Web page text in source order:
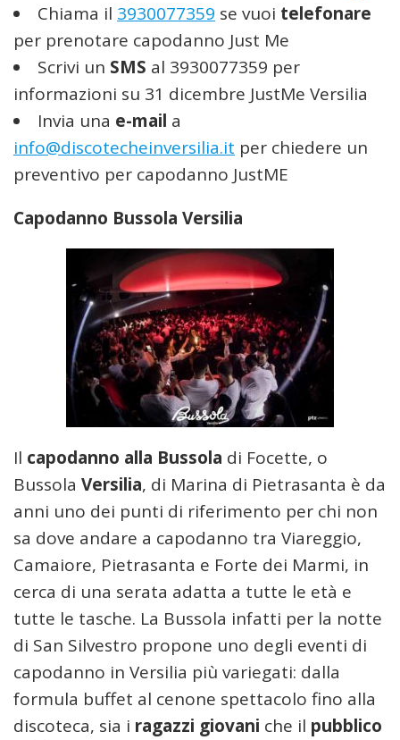
Chiama il 3930077359 se vuoi telefonare
per prenotare capodanno Just Me
Scrivi un SMS al 3930077359 per
informazioni su 31 dicembre JustMe Versilia
Invia una e-mail a
info@discotecheinversilia.it per chiedere un
preventivo per capodanno JustME
Capodanno Bussola Versilia
Il capodanno alla Bussola di Focette, o
Bussola Versilia, di Marina di Pietrasanta è da
anni uno dei punti di riferimento per chi non
sa dove andare a capodanno tra Viareggio,
Camaiore, Pietrasanta e Forte dei Marmi, in
cerca di una serata adatta a tutte le età e
tutte le tasche. La Bussola infatti per la notte
di San Silvestro propone uno degli eventi di
capodanno in Versilia più variegati: dalla
formula buffet al cenone spettacolo fino alla
discoteca, sia i ragazzi giovani che il pubblico